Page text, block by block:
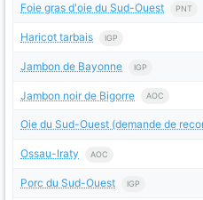
Foie gras d'oie du Sud-Ouest PNT
Haricot tarbais IGP
Jambon de Bayonne IGP
Jambon noir de Bigorre AOC
Oie du Sud-Ouest (demande de
Ossau-Iraty AOC
Porc du Sud-Ouest IGP